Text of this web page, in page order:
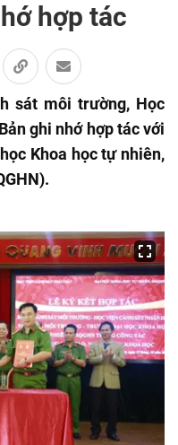
hợp tác
sát môi trường, Học
ghi nhớ hợp tác với
Khoa học tự nhiên,